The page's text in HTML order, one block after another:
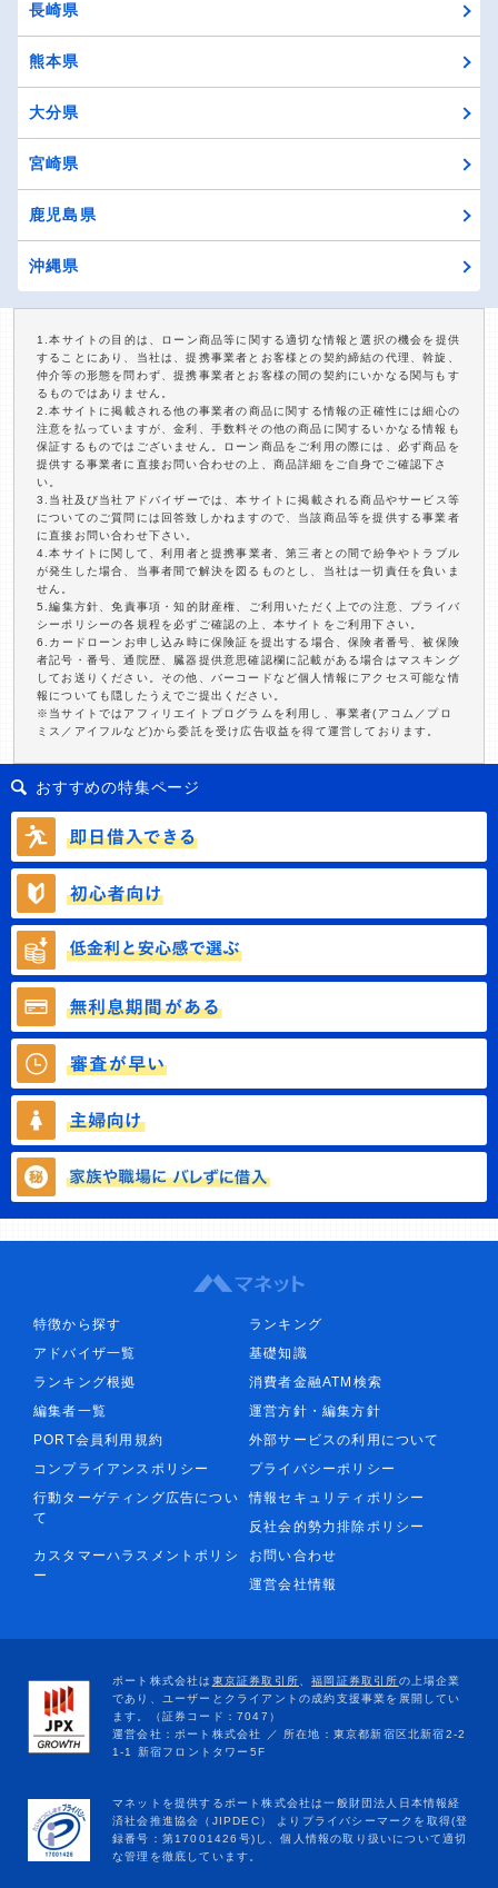
長崎県
熊本県
大分県
宮崎県
鹿児島県
沖縄県
1.本サイトの目的は、ローン商品等に関する適切な情報と選択の機会を提供
することにあり、当社は、提携事業者とお客様との契約締結の代理、斡旋、
仲介等の形態を問わず、提携事業者とお客様の間の契約にいかなる関与もす
るものではありません。
2.本サイトに掲載される他の事業者の商品に関する情報の正確性には細心の
注意を払っていますが、金利、手数料その他の商品に関するいかなる情報も
保証するものではございません。ローン商品をご利用の際には、必ず商品を
提供する事業者に直接お問い合わせの上、商品詳細をご自身でご確認下さ
い。
3.当社及び当社アドバイザーでは、本サイトに掲載される商品やサービス等
についてのご質問には回答致しかねますので、当該商品等を提供する事業者
に直接お問い合わせ下さい。
4.本サイトに関して、利用者と提携事業者、第三者との間で紛争やトラブル
が発生した場合、当事者間で解決を図るものとし、当社は一切責任を負いま
せん。
5.編集方針、免責事項・知的財産権、ご利用いただく上での注意、プライバ
シーポリシーの各規程を必ずご確認の上、本サイトをご利用下さい。
6.カードローンお申し込み時に保険証を提出する場合、保険者番号、被保険
者記号・番号、通院歴、臓器提供意思確認欄に記載がある場合はマスキング
してお送りください。その他、バーコードなど個人情報にアクセス可能な情
報についても隠したうえでご提出ください。
※当サイトではアフィリエイトプログラムを利用し、事業者(アコム／プロ
ミス／アイフルなど)から委託を受け広告収益を得て運営しております。
おすすめの特集ページ
特徴から探す
ランキング
アドバイザ一覧
基礎知識
ランキング根拠
消費者金融ATM検索
編集者一覧
運営方針・編集方針
PORT会員利用規約
外部サービスの利用について
コンプライアンスポリシー
プライバシーポリシー
行動ターゲティング広告につい
て
情報セキュリティポリシー
反社会的勢力排除ポリシー
カスタマーハラスメントポリシ
ー
お問い合わせ
運営会社情報